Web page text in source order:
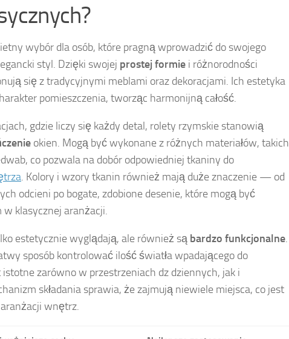
wybór dla osób, które pragną wprowadzić do swojego
styl. Dzięki swojej prostej formie i różnorodności
się z tradycyjnymi meblami oraz dekoracjami. Ich estetyka
pomieszczenia, tworząc harmonijną całość.
gdzie liczy się każdy detal, rolety rzymskie stanowią
okien. Mogą być wykonane z różnych materiałów, takich
co pozwala na dobór odpowiedniej tkaniny do
. Kolory i wzory tkanin również mają duże znaczenie — od
odcieni po bogate, zdobione desenie, które mogą być
w klasycznej aranżacji.
estetycznie wyglądają, ale również są bardzo funkcjonalne.
sposób kontrolować ilość światła wpadającego do
istotne zarówno w przestrzeniach dz dziennych, jak i
składania sprawia, że zajmują niewiele miejsca, co jest
wnętrz.